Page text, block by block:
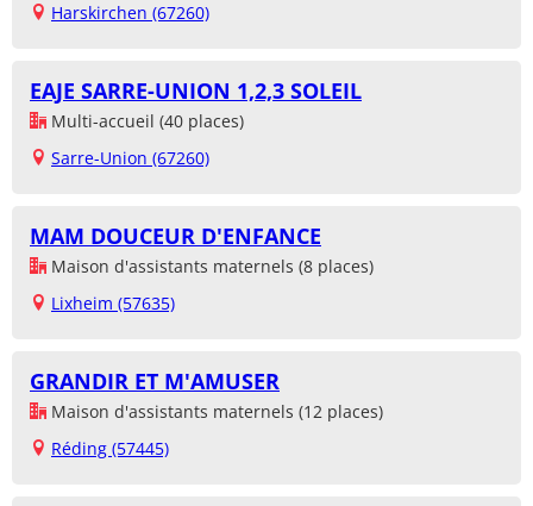
Harskirchen (67260)
EAJE SARRE-UNION 1,2,3 SOLEIL
Multi-accueil (40 places)
Sarre-Union (67260)
MAM DOUCEUR D'ENFANCE
Maison d'assistants maternels (8 places)
Lixheim (57635)
GRANDIR ET M'AMUSER
Maison d'assistants maternels (12 places)
Réding (57445)